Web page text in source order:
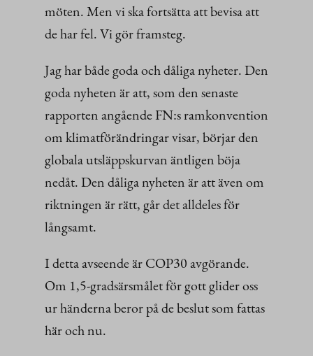
möten. Men vi ska fortsätta att bevisa att
de har fel. Vi gör framsteg.
Jag har både goda och dåliga nyheter. Den
goda nyheten är att, som den senaste
rapporten angående FN:s ramkonvention
om klimatförändringar visar, börjar den
globala utsläppskurvan äntligen böja
nedåt. Den dåliga nyheten är att även om
riktningen är rätt, går det alldeles för
långsamt.
I detta avseende är COP30 avgörande.
Om 1,5-gradsärsmålet för gott glider oss
ur händerna beror på de beslut som fattas
här och nu.